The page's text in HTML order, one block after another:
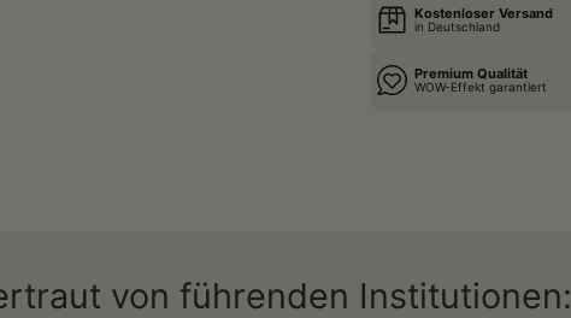
Kostenloser Versand
in Deutschland
Premium Qualität
WOW-Effekt garantiert
von führenden Institutionen: